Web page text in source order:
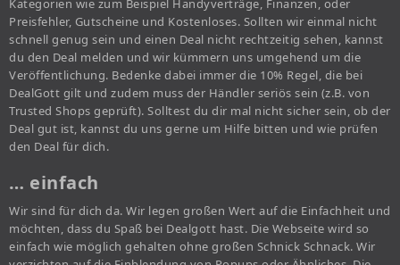
Kategorien wie zum Beispiel Handyverträge, Finanzen, oder
Preisfehler, Gutscheine und Kostenloses. Sollten wir einmal nicht
schnell genug sein und einen Deal nicht rechtzeitig sehen, kannst
du den Deal melden und wir kümmern uns umgehend um die
Veröffentlichung. Bedenke dabei immer die 10% Regel, die bei
DealGott gilt und zudem muss der Händler seriös sein (z.B. von
Trusted Shops geprüft). Solltest du dir mal nicht sicher sein, ob der
Deal gut ist, kannst du uns gerne um Hilfe bitten und wie prüfen
den Deal für dich.
… einfach
Wir sind für dich da. Wir legen großen Wert auf die Einfachheit und
möchten, dass du Spaß bei Dealgott hast. Die Webseite wird so
einfach wie möglich gehalten ohne großen Schnick Schnack. Wir